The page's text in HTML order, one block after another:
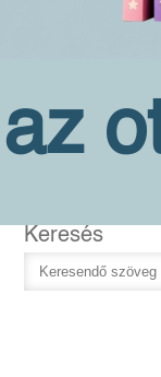
az
Keresés